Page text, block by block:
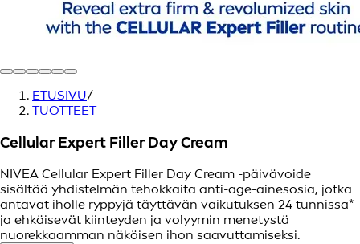
ETUSIVU/
TUOTTEET
Cellular Expert Filler Day Cream
NIVEA Cellular Expert Filler Day Cream -päivävoide
sisältää yhdistelmän tehokkaita anti-age-ainesosia, jotka
antavat iholle ryppyjä täyttävän vaikutuksen 24 tunnissa*
ja ehkäisevät kiinteyden ja volyymin menetystä
nuorekkaamman näköisen ihon saavuttamiseksi.